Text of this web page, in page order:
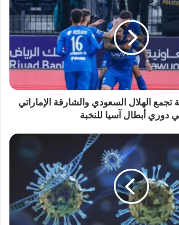
تجمع الهلال السعودي والشارقة الإماراتي
دوري أبطال آسيا للنخبة